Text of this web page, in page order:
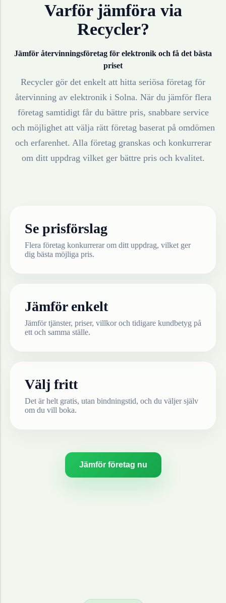
Varför jämföra via
Recycler?
Jämför återvinningsföretag för elektronik och få det bästa
priset
Recycler gör det enkelt att hitta seriösa företag för
återvinning av elektroniki Solna. När du jämför flera
företag samtidigt får du bättre pris, snabbare service
och möjlighet att välja rätt företag baserat på omdömen
och erfarenhet. Alla företag granskas och konkurrerar
om ditt uppdrag vilket ger bättre pris och kvalitet.
Se prisförslag
Flera företag konkurrerar om ditt uppdrag, vilket ger
dig bästa möjliga pris.
Jämför enkelt
Jämför tjänster, priser, villkor och tidigare kundbetyg på
ett och samma ställe.
Välj fritt
Det är helt gratis, utan bindningstid, och du väljer själv
om du vill boka.
Jämför företag nu